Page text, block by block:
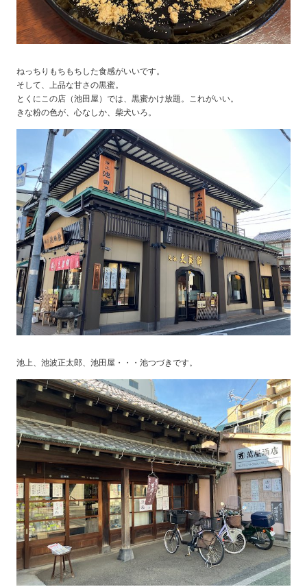
ねっちりもちもちした食感がいいです。
そして、上品な甘さの黒蜜。
とくにこの店（池田屋）では、黒蜜かけ放題。これがいい。
きな粉の色が、心なしか、柴犬いろ。
池上、池波正太郎、池田屋・・・池つづきです。